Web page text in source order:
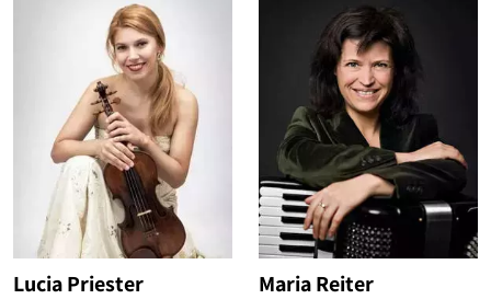
Lucia Priester Maria Reiter